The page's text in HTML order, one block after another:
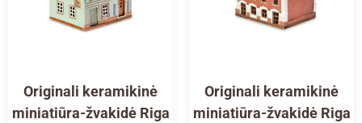
Originali keramikinė
miniatiūra-žvakidė Riga
Originali keramikinė
miniatiūra-žvakidė Riga